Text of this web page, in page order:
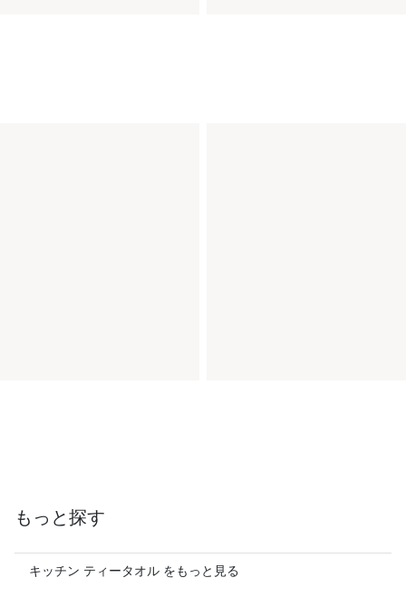
もっと探す
キッチン ティータオル をもっと見る